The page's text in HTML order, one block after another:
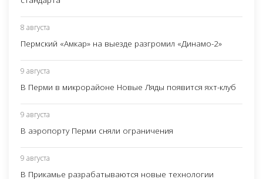
8 августа
Пермский «Амкар» на выезде разгромил «Динамо-2»
9 августа
В Перми в микрорайоне Новые Ляды появится яхт-клуб
9 августа
В аэропорту Перми сняли ограничения
9 августа
В Прикамье разрабатываются новые технологии